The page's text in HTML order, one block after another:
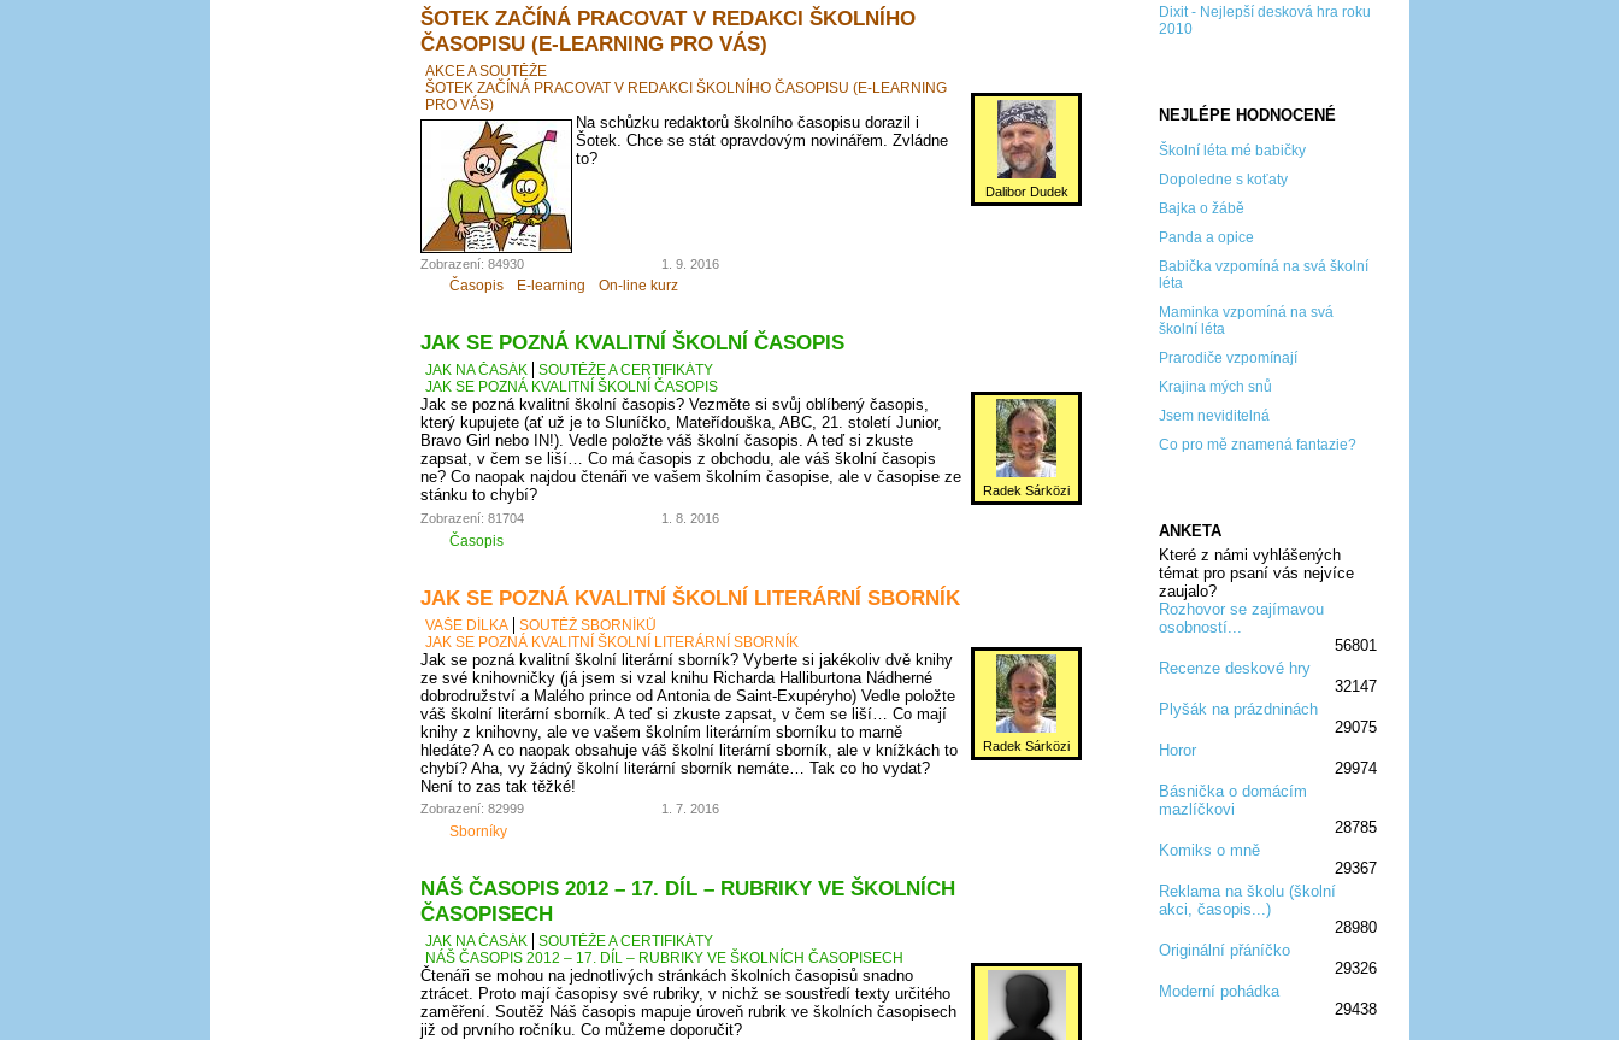
Dixit - Nejlepší desková hra roku
2010
NEJLÉPE HODNOCENÉ
Školní léta mé babičky
Dopoledne s koťaty
Bajka o žábě
Panda a opice
Babička vzpomíná na svá školní
léta
Maminka vzpomíná na svá
školní léta
Prarodiče vzpomínají
Krajina mých snů
Jsem neviditelná
Co pro mě znamená fantazie?
ANKETA
Které z námi vyhlášených
témat pro psaní vás nejvíce
zaujalo?
Rozhovor se zajímavou
osobností...
56801
Recenze deskové hry
32147
Plyšák na prázdninách
29075
Horor
29974
Básnička o domácím
mazlíčkovi
28785
Komiks o mně
29367
:D
Reklama na školu (školní
akci, časopis...)
28980
Originální přáníčko
29326
Moderní pohádka
29438
ŠOTEK ZAČÍNÁ PRACOVAT V REDAKCI ŠKOLNÍHO
ČASOPISU (E-LEARNING PRO VÁS)
AKCE A SOUTĚŽE
ŠOTEK ZAČÍNÁ PRACOVAT V REDAKCI ŠKOLNÍHO ČASOPISU (E-LEARNING
PRO VÁS)
Dalibor Dudek
Na schůzku redaktorů školního časopisu dorazil i
Šotek. Chce se stát opravdovým novinářem. Zvládne
to?
Zobrazení: 84930 1. 9. 2016
Časopis E-learning On-line kurz
JAK SE POZNÁ KVALITNÍ ŠKOLNÍ ČASOPIS
JAK NA ČASÁK
SOUTĚŽE A CERTIFIKÁTY
JAK SE POZNÁ KVALITNÍ ŠKOLNÍ ČASOPIS
Radek Sárközi
Jak se pozná kvalitní školní časopis? Vezměte si svůj oblíbený časopis,
který kupujete (ať už je to Sluníčko, Mateřídouška, ABC, 21. století Junior,
Bravo Girl nebo IN!). Vedle položte váš školní časopis. A teď si zkuste
zapsat, v čem se liší… Co má časopis z obchodu, ale váš školní časopis
ne? Co naopak najdou čtenáři ve vašem školním časopise, ale v časopise ze
stánku to chybí?
Zobrazení: 81704 1. 8. 2016
Časopis
JAK SE POZNÁ KVALITNÍ ŠKOLNÍ LITERÁRNÍ SBORNÍK
VAŠE DÍLKA
SOUTĚŽ SBORNÍKŮ
JAK SE POZNÁ KVALITNÍ ŠKOLNÍ LITERÁRNÍ SBORNÍK
Radek Sárközi
Jak se pozná kvalitní školní literární sborník? Vyberte si jakékoliv dvě knihy
ze své knihovničky (já jsem si vzal knihu Richarda Halliburtona Nádherné
dobrodružství a Malého prince od Antonia de Saint-Exupéryho) Vedle položte
váš školní literární sborník. A teď si zkuste zapsat, v čem se liší… Co mají
knihy z knihovny, ale ve vašem školním literárním sborníku to marně
hledáte? A co naopak obsahuje váš školní literární sborník, ale v knížkách to
chybí? Aha, vy žádný školní literární sborník nemáte… Tak co ho vydat?
Není to zas tak těžké!
Zobrazení: 82999 1. 7. 2016
Sborníky
NÁŠ ČASOPIS 2012 – 17. DÍL – RUBRIKY VE ŠKOLNÍCH
ČASOPISECH
JAK NA ČASÁK
SOUTĚŽE A CERTIFIKÁTY
NÁŠ ČASOPIS 2012 – 17. DÍL – RUBRIKY VE ŠKOLNÍCH ČASOPISECH
Čtenáři se mohou na jednotlivých stránkách školních časopisů snadno
ztrácet. Proto mají časopisy své rubriky, v nichž se soustředí texty určitého
zaměření. Soutěž Náš časopis mapuje úroveň rubrik ve školních časopisech
již od prvního ročníku. Co můžeme doporučit?